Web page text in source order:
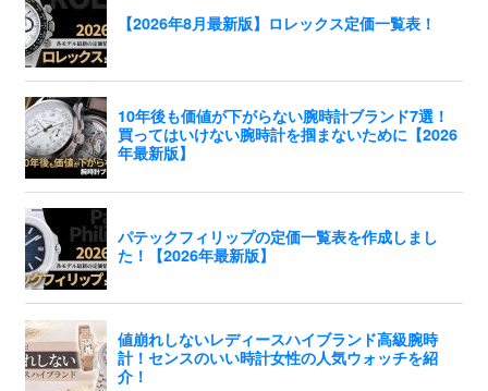
おすすめコンテンツをGINZA RASINスタッフがご紹介
GINZA RASIN Youtubeチャンネル
SNS
GINZA RASINオンラインショップ
GINZA RASIN買取サイト
GINZA RASIN店舗情報